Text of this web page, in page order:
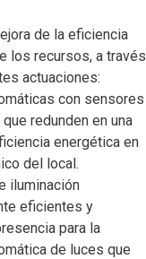
de la eficiencia
los recursos, a través
actuaciones:
con sensores
redunden en una
energética en
del local.
iluminación
eficientes y
para la
de luces que